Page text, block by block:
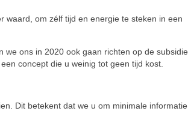
waard, om zélf tijd en energie te steken in een
we ons in 2020 ook gaan richten op de subsidie
concept die u weinig tot geen tijd kost.
Dit betekent dat we u om minimale informatie